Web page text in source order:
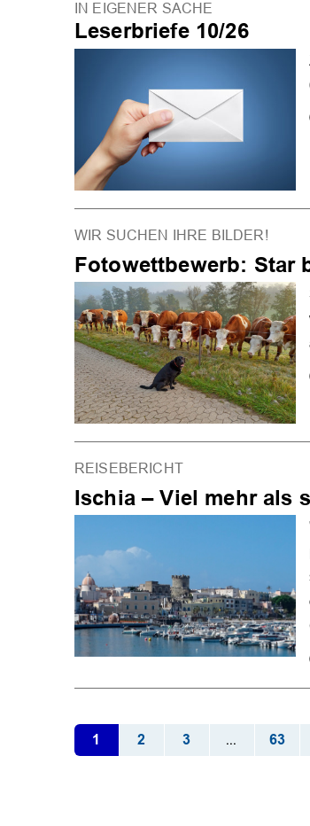
IN EIGENER SACHE
Leserbriefe 10/26
WIR SUCHEN IHRE BILDER!
Fotowettbewerb: Star
REISEBERICHT
Ischia – Viel mehr als
1 2 3 ... 63